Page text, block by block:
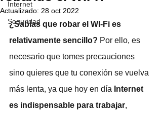
Internet
Seguridad
Actualizado: 28 oct 2022
¿Sabías que robar el WI-Fi es
relativamente sencillo? Por ello, es
necesario que tomes precauciones
sino quieres que tu conexión se vuelva
más lenta, ya que hoy en día Internet
es indispensable para trabajar,